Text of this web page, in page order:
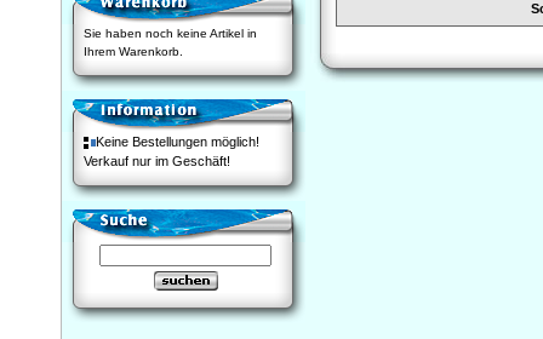
Sie haben noch keine Artikel in
Ihrem Warenkorb.
Keine Bestellungen möglich!
Verkauf nur im Geschäft!